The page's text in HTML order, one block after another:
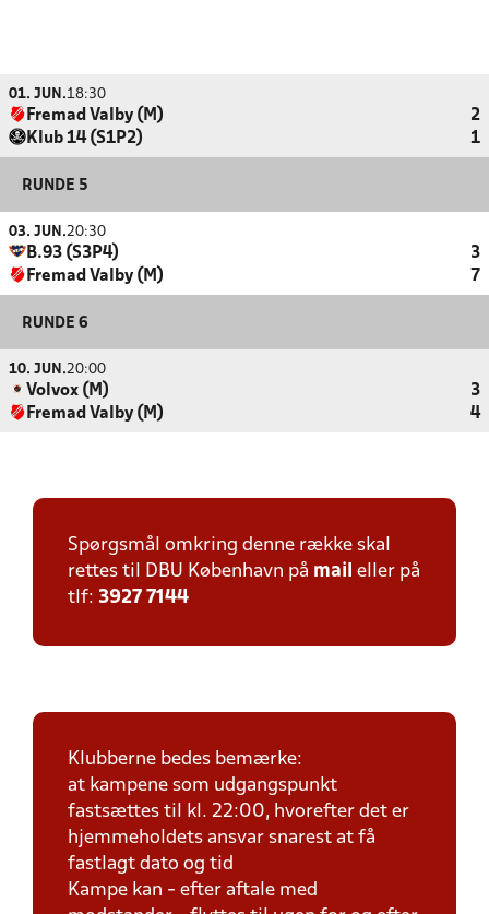
01. JUN.18:30
Fremad Valby (M)
2
Klub 14 (S1P2)
1
RUNDE 5
03. JUN.20:30
B.93 (S3P4)
3
Fremad Valby (M)
7
RUNDE 6
10. JUN.20:00
Volvox (M)
3
Fremad Valby (M)
4
Spørgsmål omkring denne række skal
rettes til DBU København på mail eller på
tlf: 3927 7144
Klubberne bedes bemærke:
at kampene som udgangspunkt
fastsættes til kl. 22:00, hvorefter det er
hjemmeholdets ansvar snarest at få
fastlagt dato og tid
Kampe kan - efter aftale med